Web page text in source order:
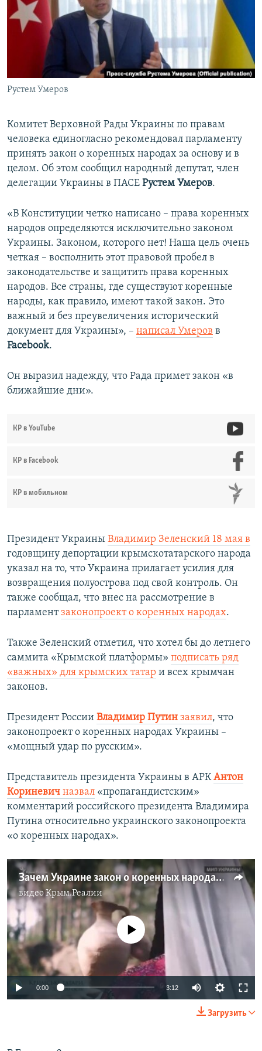
ПОБЕДИТЕЛЕЙ НЕ СУДЯТ?
КРЫМ.НЕПОКОРЕННЫЙ
УКРАИНСКАЯ ПРОБЛЕМА КРЫМА
ПРИСОЕДИНЯЙТЕСЬ!
Все сайты RFE/RL
Рустем Умеров
Комитет Верховной Рады Украины по правам
человека единогласно рекомендовал парламенту
принять закон о коренных народах за основу и в
целом. Об этом сообщил народный депутат, член
делегации Украины в ПАСЕ Рустем Умеров.
«В Конституции четко написано – права коренных
народов определяются исключительно законом
Украины. Законом, которого нет! Наша цель очень
четкая – восполнить этот правовой пробел в
законодательстве и защитить права коренных
народов. Все страны, где существуют коренные
народы, как правило, имеют такой закон. Это
важный и без преувеличения исторический
документ для Украины», – написал Умеров в
Facebook.
Он выразил надежду, что Рада примет закон «в
ближайшие дни».
КР в YouTube
КР в Facebook
КР в мобильном
Президент Украины Владимир Зеленский 18 мая в
годовщину депортации крымскотатарского народа
указал на то, что Украина прилагает усилия для
возвращения полуострова под свой контроль. Он
также сообщал, что внес на рассмотрение в
парламентзаконопроект о коренных народах.
Также Зеленский отметил, что хотел бы до летнего
саммита «Крымской платформы» подписать ряд
«важных» для крымских татар и всех крымчан
законов.
Президент России Владимир Путин заявил, что
законопроект о коренных народах Украины –
«мощный удар по русским».
Представитель президента Украины в АРКАнтон
Кориневич назвал «пропагандистским»
комментарий российского президента Владимира
Путина относительно украинского законопроекта
«о коренных народах».
Зачем Украине закон о коренных народах (видео)
видеоКрым.Реалии
No media source currently available
0:00 3:12
240p
Загрузить